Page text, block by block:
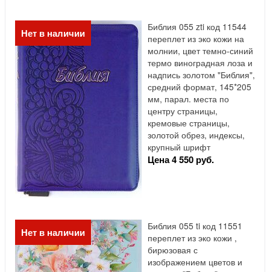
Нет в наличии
Библия 055 zti код 11544
переплет из эко кожи на
молнии, цвет темно-синий
термо виноградная лоза и
надпись золотом "Библия",
средний формат, 145*205
мм, парал. места по
центру страницы,
кремовые страницы,
золотой обрез, индексы,
крупный шрифт
Цена 4 550 руб.
Нет в наличии
Библия 055 ti код 11551
переплет из эко кожи ,
бирюзовая с
изображением цветов и